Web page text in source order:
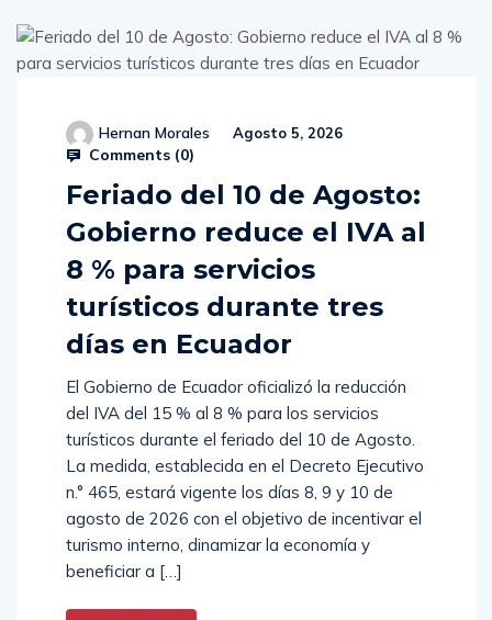
Hernan Morales Agosto 5, 2026
Comments (0)
Feriado del 10 de Agosto:
Gobierno reduce el IVA al
8 % para servicios
turísticos durante tres
días en Ecuador
El Gobierno de Ecuador oficializó la reducción
del IVA del 15 % al 8 % para los servicios
turísticos durante el feriado del 10 de Agosto.
La medida, establecida en el Decreto Ejecutivo
n.° 465, estará vigente los días 8, 9 y 10 de
agosto de 2026 con el objetivo de incentivar el
turismo interno, dinamizar la economía y
beneficiar a […]